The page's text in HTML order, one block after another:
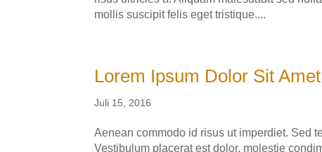
mollis suscipit felis eget tristique....
Lorem Ipsum Dolor Sit Amet
Juli 15, 2016
Aenean commodo id risus ut imperdiet. Sed
Vestibulum placerat est dolor, molestie